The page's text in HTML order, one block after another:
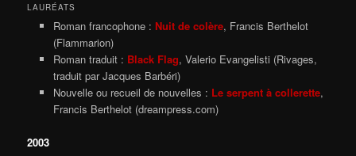
LAURÉATS
Roman francophone : Nuit de colère, Francis Berthelot
(Flammarion)
Roman traduit : Black Flag, Valerio Evangelisti (Rivages,
traduit par Jacques Barbéri)
Nouvelle ou recueil de nouvelles : Le serpent à collerette,
Francis Berthelot (dreampress.com)
2003